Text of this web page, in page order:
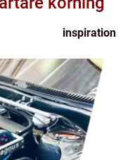
inspiration